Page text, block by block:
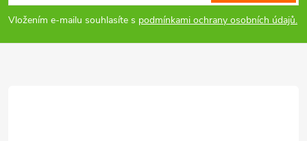
p
a
Vložením e-mailu souhlasíte s podmínkami ochrany osobních údajů.